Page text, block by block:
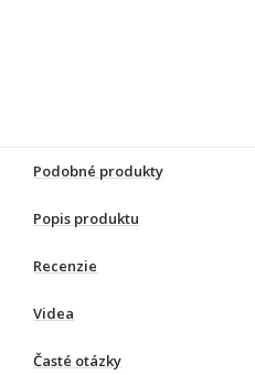
Podobné produkty
Popis produktu
Recenzie
Videa
Časté otázky